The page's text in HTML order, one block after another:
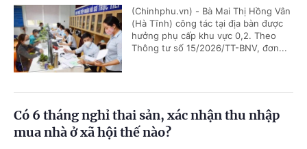
(Chinhphu.vn) - Bà Mai Thị Hồng Vân
(Hà Tĩnh) công tác tại địa bàn được
hưởng phụ cấp khu vực 0,2. Theo
Thông tư số 15/2026/TT-BNV, đơn...
Có 6 tháng nghỉ thai sản, xác nhận thu nhập
mua nhà ở xã hội thế nào?